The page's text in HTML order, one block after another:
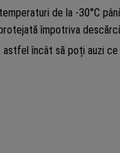
de la -30°C
împotriva
încât să poți auzi ce